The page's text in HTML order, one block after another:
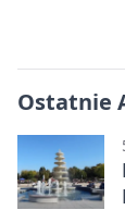
Ostatnie